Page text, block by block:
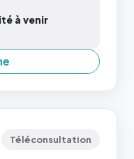
à venir
Téléconsultation